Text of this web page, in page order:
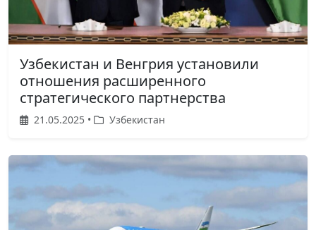
Узбекистан и Венгрия установили
отношения расширенного
стратегического партнерства
21.05.2025 • Узбекистан